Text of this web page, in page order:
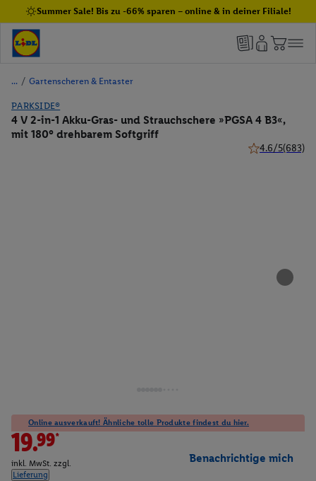
Summer Sale! Bis zu -66% sparen – online & in deiner Filiale!
/ Gartenscheren & Entaster
PARKSIDE®
4 V 2-in-1 Akku-Gras- und Strauchschere »PGSA 4 B3«,
mit 180° drehbarem Softgriff
4.6/5(683)
Online ausverkauft! Ähnliche tolle Produkte findest du hier.
19.99*
inkl. MwSt. zzgl.
Lieferung
Benachrichtige mich